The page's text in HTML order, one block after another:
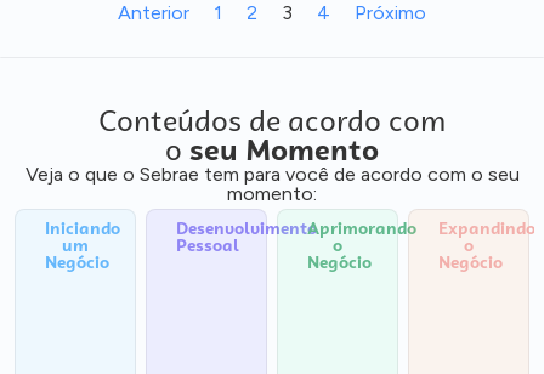
Anterior 1 2 3 4 Próximo
Conteúdos de acordo com
o seu Momento
Veja o que o Sebrae tem para você de acordo com o seu
momento:
Iniciando
um
Negócio
Desenvolvimento
Pessoal
Aprimorando
o
Negócio
Expandindo
o
Negócio